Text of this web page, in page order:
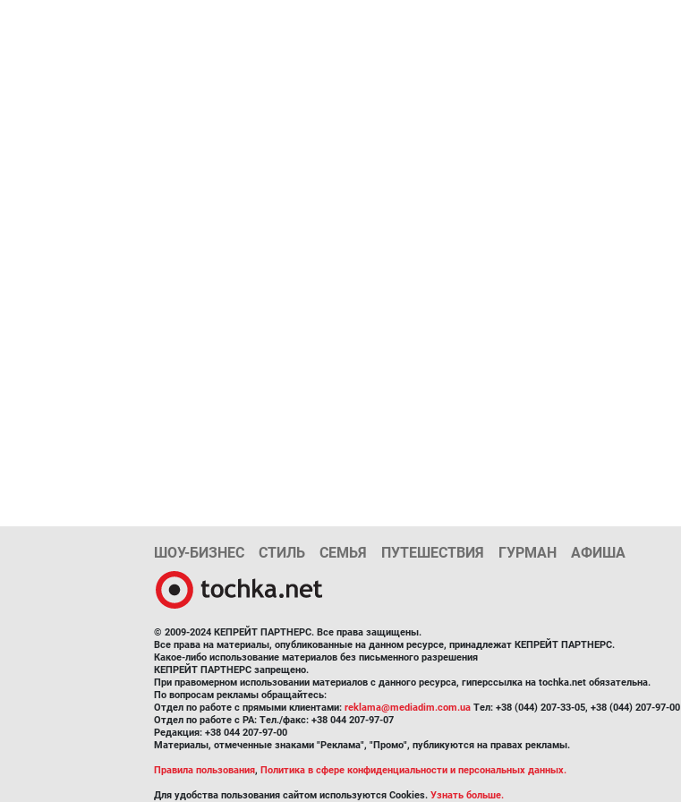
ШОУ-БИЗНЕС СТИЛЬ СЕМЬЯ ПУТЕШЕСТВИЯ ГУРМАН АФИША
© 2009-2024 КЕПРЕЙТ ПАРТНЕРС. Все права защищены.
Все права на материалы, опубликованные на данном ресурсе, принадлежат КЕПРЕЙТ ПАРТНЕРС.
Какое-либо использование материалов без письменного разрешения
КЕПРЕЙТ ПАРТНЕРС запрещено.
При правомерном использовании материалов с данного ресурса, гиперссылка на tochka.net обязательна.
По вопросам рекламы обращайтесь:
Отдел по работе с прямыми клиентами: reklama@mediadim.com.ua Тел: +38 (044) 207-33-05, +38 (044) 207-97-00
Отдел по работе с РА: Тел./факс: +38 044 207-97-07
Редакция: +38 044 207-97-00
Материалы, отмеченные знаками "Реклама", "Промо", публикуются на правах рекламы.
Правила пользования, Политика в сфере конфиденциальности и персональных данных.
Для удобства пользования сайтом используются Cookies. Узнать больше.